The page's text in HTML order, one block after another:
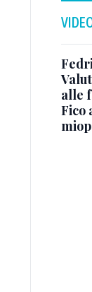
alle
Fico